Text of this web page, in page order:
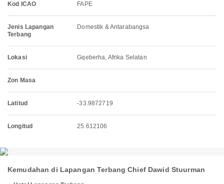
Kod ICAO FAPE
Jenis Lapangan
Terbang
Domestik & Antarabangsa
Lokasi Gqeberha, Afrika Selatan
Zon Masa
Latitud -33.9872719
Longitud 25.612106
Kemudahan di Lapangan Terbang Chief Dawid Stuurman